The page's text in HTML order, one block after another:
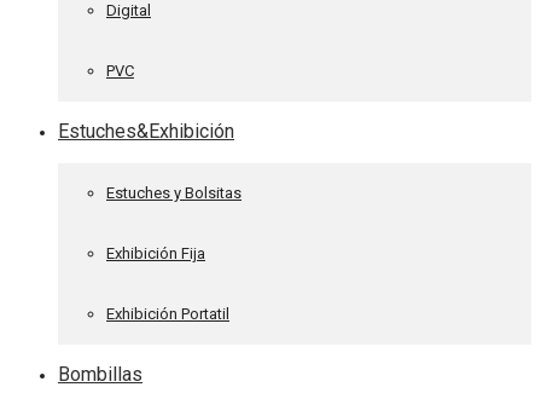
Digital
PVC
Estuches&Exhibición
Estuches y Bolsitas
Exhibición Fija
Exhibición Portatil
Bombillas